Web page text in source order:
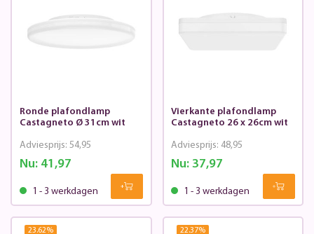
Ronde plafondlamp
Castagneto Ø 31cm wit
Nu:41,97
Adviesprijs: 54,95
1 - 3 werkdagen
Vierkante plafondlamp
Castagneto 26 x 26cm wit
Nu: 37,97
Adviesprijs: 48,95
1 - 3 werkdagen
23.62% 22.37%